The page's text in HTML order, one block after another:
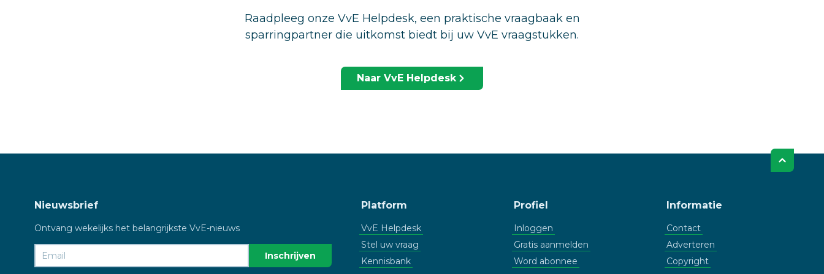
Raadpleeg onze VvE Helpdesk, een praktische vraagbaak en
sparringpartner die uitkomst biedt bij uw VvE vraagstukken.
Naar VvE Helpdesk
Nieuwsbrief
Ontvang wekelijks het belangrijkste VvE-nieuws
Platform
VvE Helpdesk
Stel uw vraag
Kennisbank
Profiel
Inloggen
Gratis aanmelden
Word abonnee
Informatie
Contact
Adverteren
Copyright